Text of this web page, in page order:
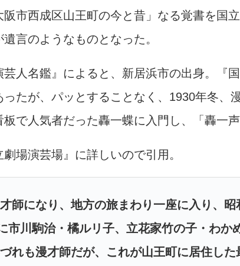
市西成区山王町の今と昔」なる覚書を国
言のようなものとなった。
人名鑑』によると、新居浜市の出身。『
たが、パッとすることなく、1930年冬、
で人気者だった轟一蝶に入門し、「轟一声
場演芸場』に詳しいので引用。
師になり、地方の旅まわり一座に入り、昭
市川駒治・橘ルリ子、立花家竹の子・わか
れも漫才師だが、これが山王町に居住し